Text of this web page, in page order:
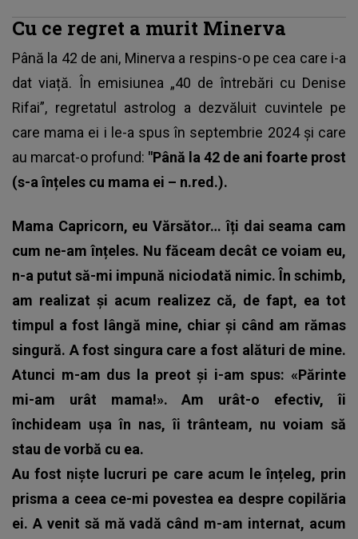
Cu ce regret a murit Minerva
Până la 42 de ani, Minerva a respins-o pe cea care i-a
dat viață. În emisiunea „40 de întrebări cu Denise
Rifai”, regretatul astrolog a dezvăluit cuvintele pe
care mama ei i le-a spus în septembrie 2024 și care
au marcat-o profund: "Până la 42 de ani foarte prost
(s-a înțeles cu mama ei – n.red.).
Mama Capricorn, eu Vărsător… îți dai seama cam
cum ne-am înțeles. Nu făceam decât ce voiam eu,
n-a putut să-mi impună niciodată nimic. În schimb,
am realizat și acum realizez că, de fapt, ea tot
timpul a fost lângă mine, chiar și când am rămas
singură. A fost singura care a fost alături de mine.
Atunci m-am dus la preot și i-am spus: «Părinte
mi-am urât mama!». Am urât-o efectiv, îi
închideam ușa în nas, îi trânteam, nu voiam să
stau de vorbă cu ea.
Au fost niște lucruri pe care acum le înțeleg, prin
prisma a ceea ce-mi povestea ea despre copilăria
ei. A venit să mă vadă când m-am internat, acum